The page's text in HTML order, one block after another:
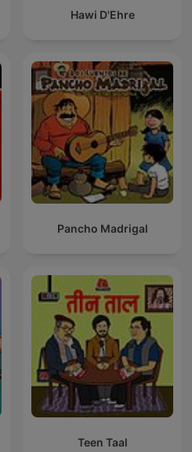
Hawi D'Ehre
Pancho Madrigal
Teen Taal